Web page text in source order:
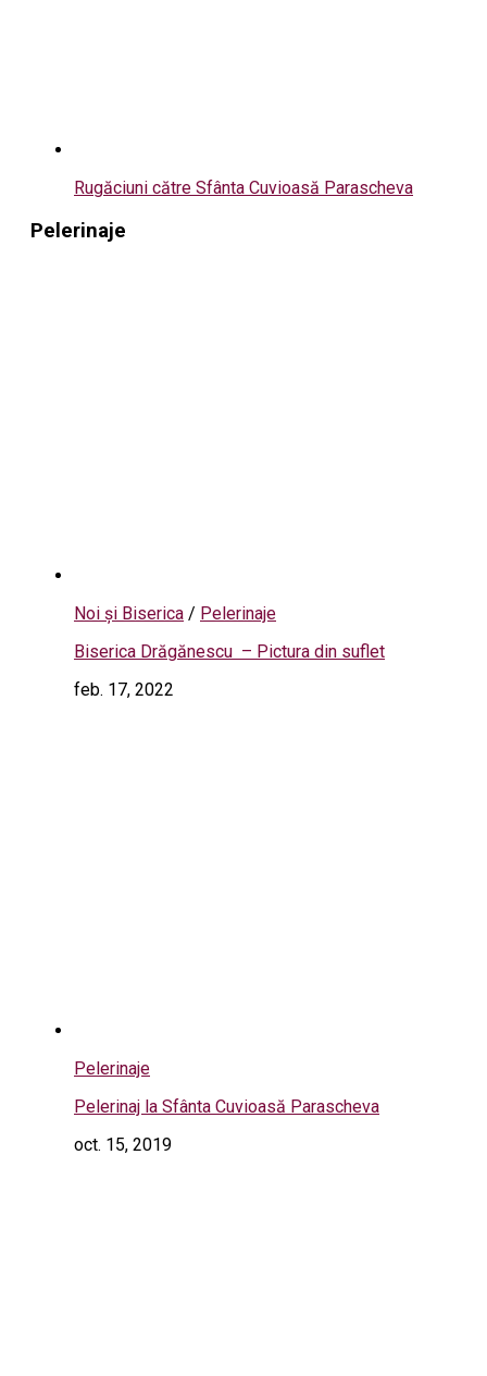
Rugăciuni către Sfânta Cuvioasă Parascheva
Pelerinaje
Noi și Biserica / Pelerinaje
Biserica Drăgănescu – Pictura din suflet
feb. 17, 2022
Pelerinaje
Pelerinaj la Sfânta Cuvioasă Parascheva
oct. 15, 2019